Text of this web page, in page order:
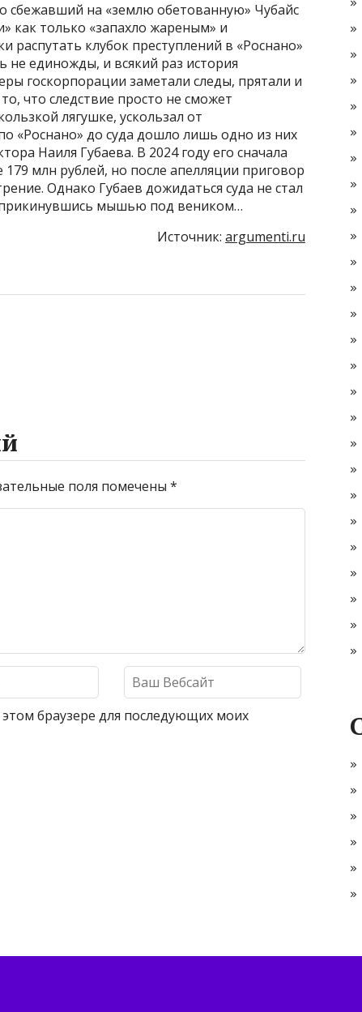
сбежавший на «землю обетованную» Чубайс
как только «запахло жареным» и
клубок преступлений в «Роснано»
не единожды, и всякий раз история
госкорпорации заметали следы, прятали и
что следствие просто не сможет
лягушке, ускользал от
«Роснано» до суда дошло лишь одно из них
Наиля Губаева. В 2024 году его сначала
млн рублей, но после апелляции приговор
Однако Губаев дожидаться суда не стал
прикинувшись мышью под веником…
Источник: argumenti.ru
поля помечены *
браузере для последующих моих